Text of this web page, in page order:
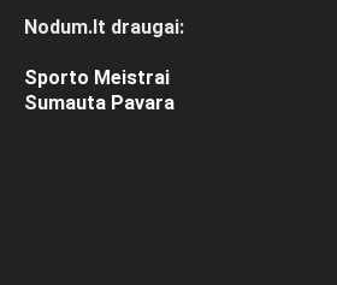
Nodum.lt draugai:
Sporto Meistrai
Sumauta Pavara